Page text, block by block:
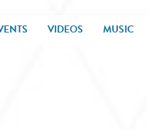
VIDEOS MUSIC